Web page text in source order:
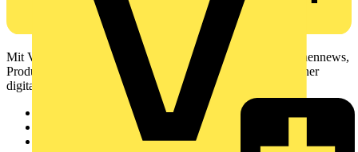
Mit Voltimum erhalten Elektrofachkräfte Zugang zu Branchennews,
Produktinformationen, Schulungen und Tools – alles auf einer
digitalen Plattform und Community.